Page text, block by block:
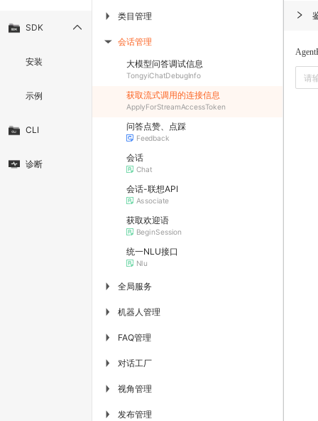
SDK
安装
示例
CLI
诊断
▶ 类目管理
▶ 会话管理
大模型问答调试信息
TongyiChatDebugInfo
获取流式调用的连接信息
ApplyForStreamAccessToken
问答点赞、点踩
Feedback
会话
Chat
会话-联想API
Associate
获取欢迎语
BeginSession
统一NLU接口
Nlu
▶ 全局服务
▶ 机器人管理
▶ FAQ管理
▶ 对话工厂
▶ 视角管理
▶ 发布管理